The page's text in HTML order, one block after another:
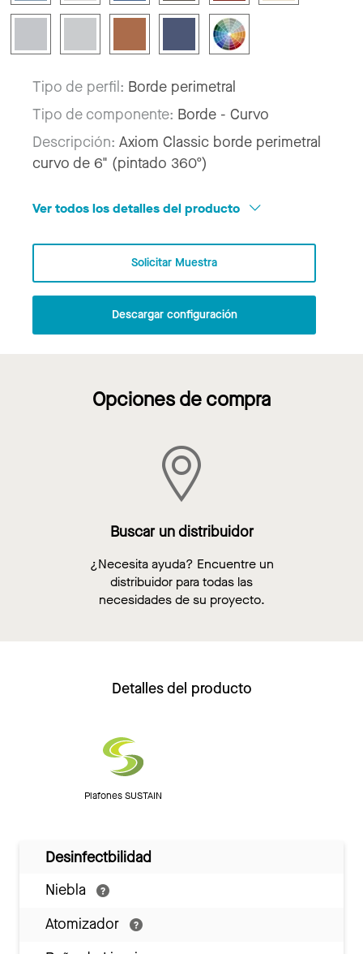
Tipo de perfil: Borde perimetral
Tipo de componente: Borde - Curvo
Descripción: Axiom Classic borde perimetral
curvo de 6" (pintado 360º)
Ver todos los detalles del producto
Solicitar Muestra
Descargar configuración
Opciones de compra
Buscar un distribuidor
¿Necesita ayuda? Encuentre un
distribuidor para todas las
necesidades de su proyecto.
Detalles del producto
Plafones SUSTAIN
Desinfectbilidad
Niebla
Atomizador